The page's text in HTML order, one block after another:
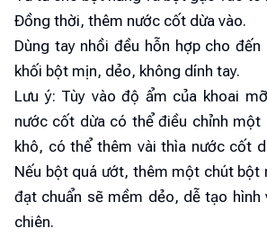
Đồng thời, thêm nước cốt dừa vào.
Dùng tay nhồi đều hỗn hợp cho
khối bột mịn, dẻo, không dính tay.
Lưu ý: Tùy vào độ ẩm của khoai
nước cốt dừa có thể điều chỉnh một
khô, có thể thêm vài thìa nước cốt
Nếu bột quá ướt, thêm một chút bột
đạt chuẩn sẽ mềm dẻo, dễ tạo hình
chiên.